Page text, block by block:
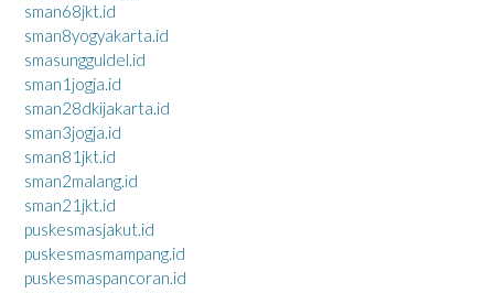
sman68jkt.id
sman8yogyakarta.id
smasungguldel.id
sman1jogja.id
sman28dkijakarta.id
sman3jogja.id
sman81jkt.id
sman2malang.id
sman21jkt.id
puskesmasjakut.id
puskesmasmampang.id
puskesmaspancoran.id